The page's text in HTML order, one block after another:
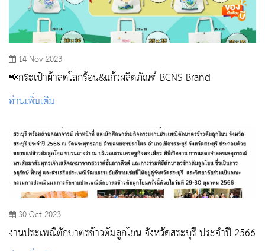
14 Nov 2023
📢กระเป๋าผ้าลดโลกร้อน&แก้วผลิตภัณฑ์ BCNS Brand
อ่านเพิ่มเติม
30 Oct 2023
งานประเพณีตักบาตรข้าวต้มลูกโยน จังหวัดสระบุรี ประจำปี 2566